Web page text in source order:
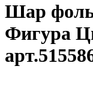
Шар
Фигура